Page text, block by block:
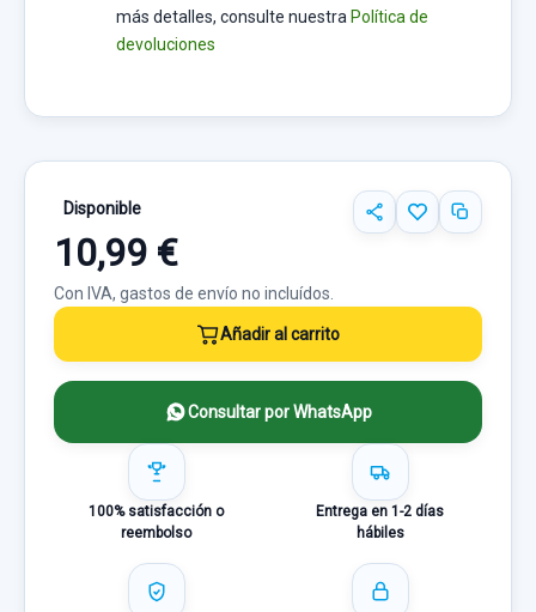
más detalles, consulte nuestra Política de
devoluciones
Disponible
10,99 €
Con IVA, gastos de envío no incluídos.
Añadir al carrito
Consultar por WhatsApp
100% satisfacción o
reembolso
Entrega en 1-2 días
hábiles